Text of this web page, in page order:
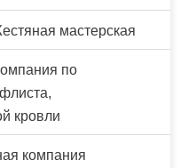
мастерская
по
кровли
компания